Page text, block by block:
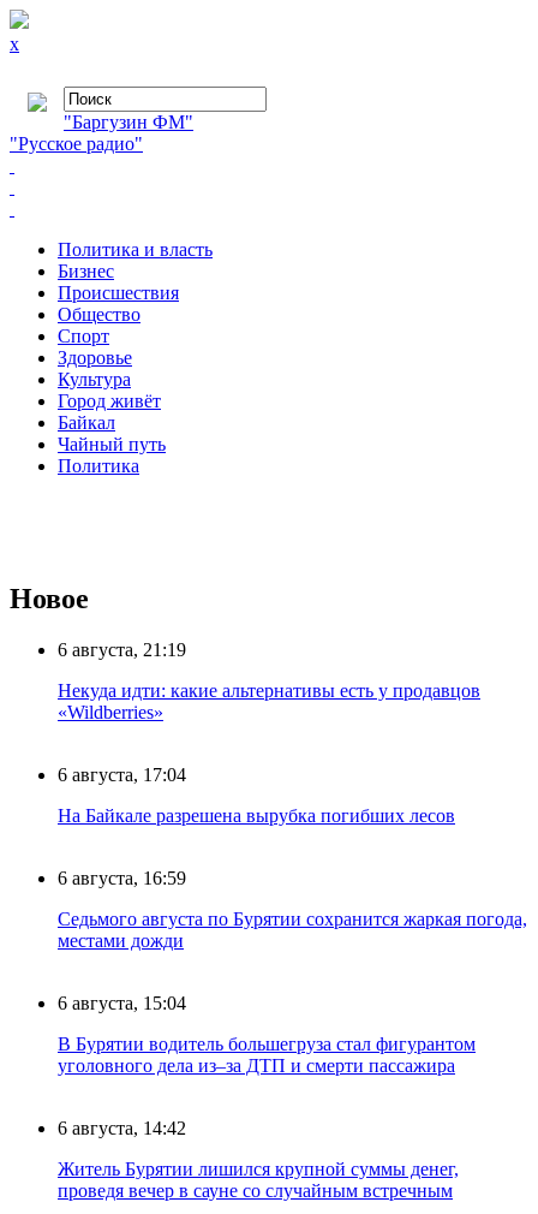
x
"Баргузин ФМ"
"Русское радио"
Политика и власть
Бизнес
Происшествия
Общество
Cпорт
Здоровье
Культура
Город живёт
Байкал
Чайный путь
Политика
Новое
6 августа, 21:19
Некуда идти: какие альтернативы есть у продавцов
«Wildberries»
6 августа, 17:04
На Байкале разрешена вырубка погибших лесов
6 августа, 16:59
Седьмого августа по Бурятии сохранится жаркая погода,
местами дожди
6 августа, 15:04
В Бурятии водитель большегруза стал фигурантом
уголовного дела из–за ДТП и смерти пассажира
6 августа, 14:42
Житель Бурятии лишился крупной суммы денег,
проведя вечер в сауне со случайным встречным